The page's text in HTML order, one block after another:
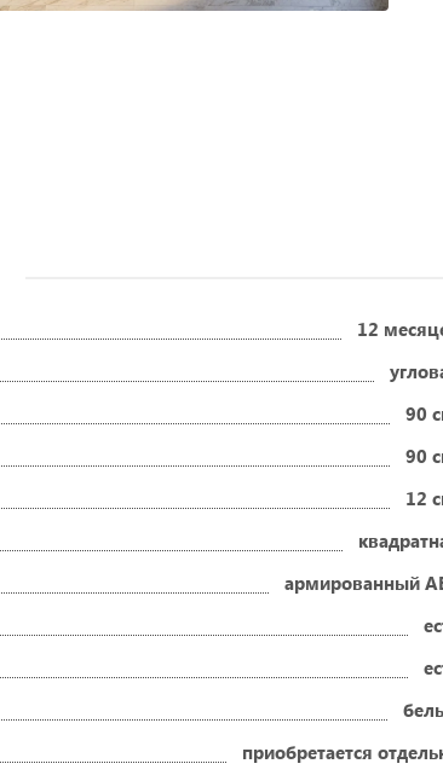
12
90
90
12
армированный
приобретается